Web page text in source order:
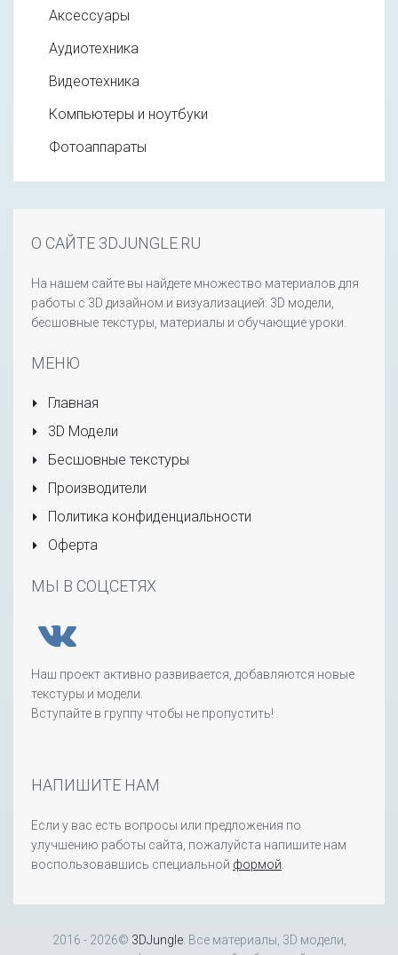
Аксессуары
Аудиотехника
Видеотехника
Компьютеры и ноутбуки
Фотоаппараты
О САЙТЕ 3DJUNGLE.RU
На нашем сайте вы найдете множество материалов для
работы с 3D дизайном и визуализацией: 3D модели,
бесшовные текстуры, материалы и обучающие уроки.
МЕНЮ
Главная
3D Модели
Бесшовные текстуры
Производители
Политика конфиденциальности
Оферта
МЫ В СОЦСЕТЯХ
Наш проект активно развивается, добавляются новые
текстуры и модели.
Вступайте в группу чтобы не пропустить!
НАПИШИТЕ НАМ
Если у вас есть вопросы или предложения по
улучшению работы сайта, пожалуйста напишите нам
воспользовавшись специальной формой
2016 - 2026© 3DJungle. Все материалы, 3D модели,